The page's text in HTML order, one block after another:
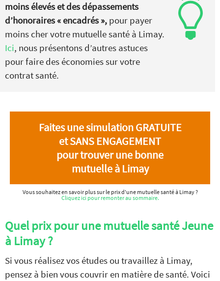
moins élevés et des dépassements
d’honoraires « encadrés », pour payer
moins cher votre mutuelle santé à Limay.
Ici, nous présentons d’autres astuces
pour faire des économies sur votre
contrat santé.
Faites une simulation GRATUITE
et SANS ENGAGEMENT
pour trouver une bonne
mutuelle à Limay
Vous souhaitez en savoir plus sur le prix d'une mutuelle santé à Limay ?
Cliquez ici pour remonter au sommaire.
Quel prix pour une mutuelle santé Jeune
à Limay ?
Si vous réalisez vos études ou travaillez à Limay,
pensez à bien vous couvrir en matière de santé. Voici